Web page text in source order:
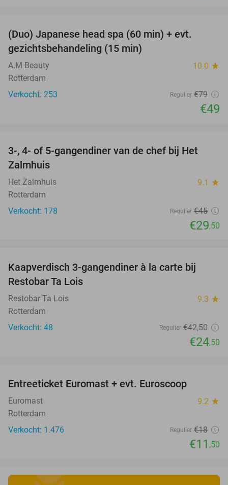
(Duo) Japanese head spa (60 min) + evt.
gezichtsbehandeling (15 min)
A.M Beauty 10.0 star
Rotterdam
Verkocht: 253
Regulier €79
€49
34%
3-, 4- of 5-gangendiner van de chef bij Het
Zalmhuis
Het Zalmhuis 9.1 star
Rotterdam
Verkocht: 178
Regulier €45
€29,50
Kaapverdisch 3-gangendiner à la carte bij
Restobar Ta Lois
Restobar Ta Lois 9.3 star
Rotterdam
Verkocht: 48
Regulier €42,50
€24,50
Entreeticket Euromast + evt. Euroscoop
Euromast 9.2 star
Rotterdam
Verkocht: 1.476
Regulier €18
€11 ,50